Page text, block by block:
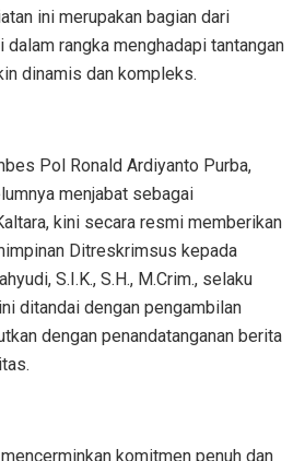
ini merupakan bagian dari
rangka menghadapi tantangan
dinamis dan kompleks.
Pol Ronald Ardiyanto Purba,
menjabat sebagai
kini secara resmi memberikan
Ditreskrimsus kepada
S.I.K., S.H., M.Crim., selaku
ditandai dengan pengambilan
dengan penandatanganan berita
komitmen penuh dan